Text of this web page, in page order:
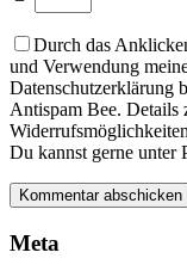
Durch das
und Verwendung
Datenschutzerklärung
Antispam Bee. Details
Du kannst gerne unter
Meta